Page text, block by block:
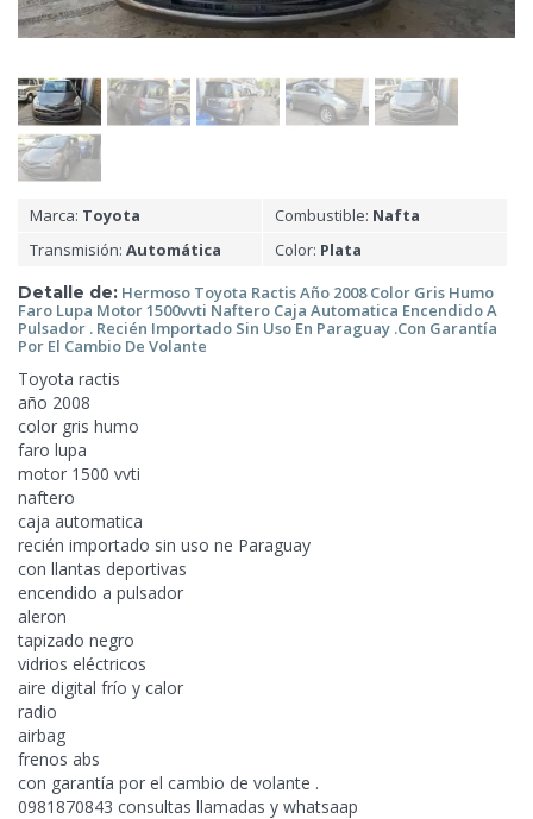
Marca: Toyota Combustible: Nafta
Transmisión: Automática Color: Plata
Detalle de: Hermoso Toyota Ractis Año 2008 Color Gris Humo
Faro Lupa Motor 1500vvti Naftero Caja Automatica Encendido A
Pulsador . Recién Importado Sin Uso En Paraguay .Con Garantía
Por El Cambio De Volante
Toyota ractis
año 2008
color gris humo
faro lupa
motor 1500 vvti
naftero
caja automatica
recién importado sin uso ne Paraguay
con llantas deportivas
encendido a pulsador
aleron
tapizado negro
vidrios eléctricos
aire digital frío y calor
radio
airbag
frenos abs
con garantía por el cambio de volante .
0981870843 consultas llamadas y whatsaap